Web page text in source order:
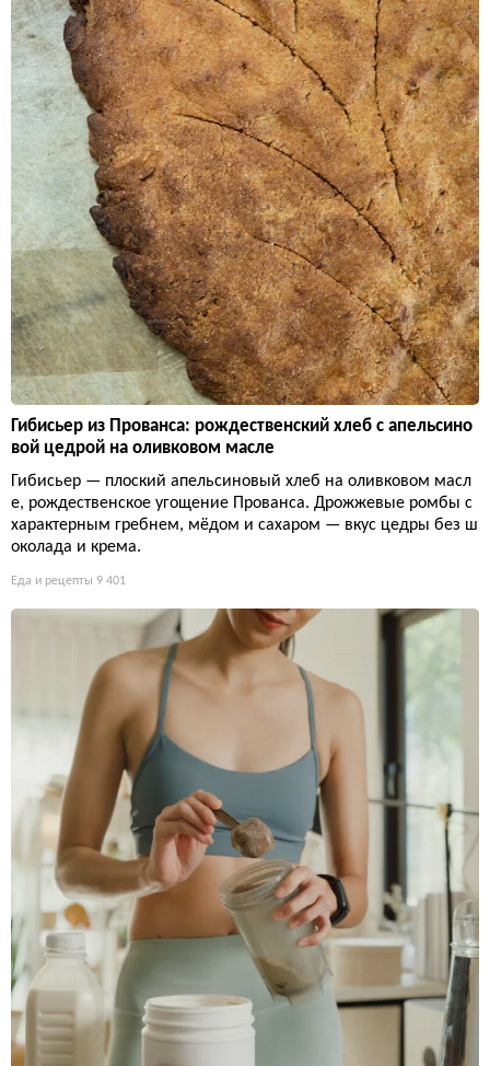
Гибисьер из Прованса: рождественский хлеб с апельсино
вой цедрой на оливковом масле
Гибисьер — плоский апельсиновый хлеб на оливковом масл
е, рождественское угощение Прованса. Дрожжевые ромбы с
характерным гребнем, мёдом и сахаром — вкус цедры без ш
околада и крема.
Еда и рецепты 9 401